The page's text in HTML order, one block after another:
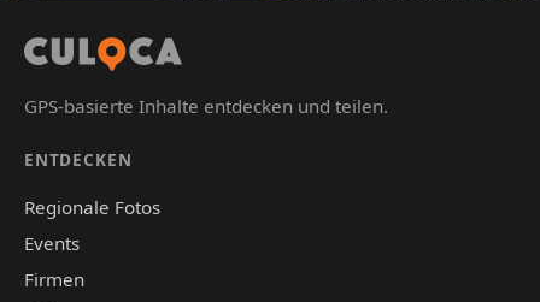
GPS-basierte Inhalte entdecken und teilen.
ENTDECKEN
Regionale Fotos
Events
Firmen